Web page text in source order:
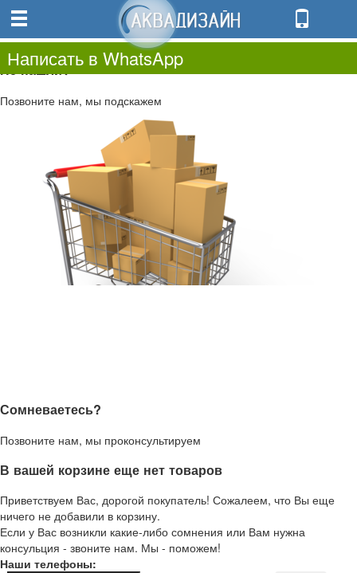
0.00
0
Не нашли?
Позвоните нам, мы подскажем
Сомневаетесь?
Позвоните нам, мы проконсультируем
В вашей корзине еще нет товаров
Приветствуем Вас, дорогой покупатель! Сожалеем, что Вы еще
ничего не добавили в корзину.
Если у Вас возникли какие-либо сомнения или Вам нужна
консульция - звоните нам. Мы - поможем!
Наши телефоны:
Написать в WhatsApp